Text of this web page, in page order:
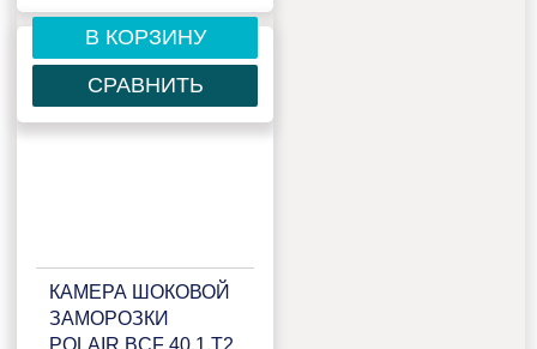
В КОРЗИНУ
СРАВНИТЬ
КАМЕРА ШОКОВОЙ
ЗАМОРОЗКИ